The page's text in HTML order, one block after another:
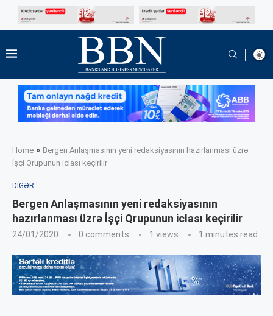
Home » Bergen Anlaşmasının yeni redaksiyasının hazırlanması üzrə
İşçi Qrupunun iclası keçirilir
DIGƏR
Bergen Anlaşmasının yeni redaksiyasının
hazırlanması üzrə İşçi Qrupunun iclası keçirilir
24/01/2020 0 comments 1 views 1 minutes read